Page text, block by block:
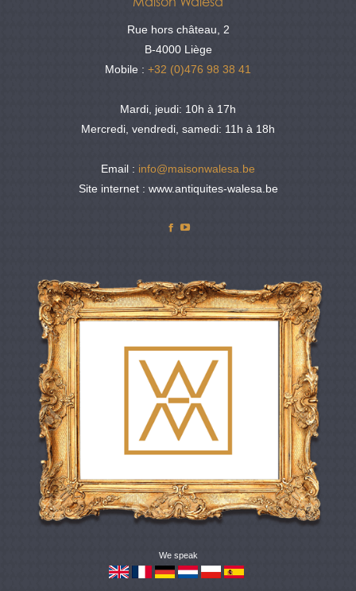
Rue hors château, 2
B-4000 Liège
Mobile : +32 (0)476 98 38 41
Mardi, jeudi: 10h à 17h
Mercredi, vendredi, samedi: 11h à 18h
Email : info@maisonwalesa.be
Site internet : www.antiquites-walesa.be
Facebook
We speak